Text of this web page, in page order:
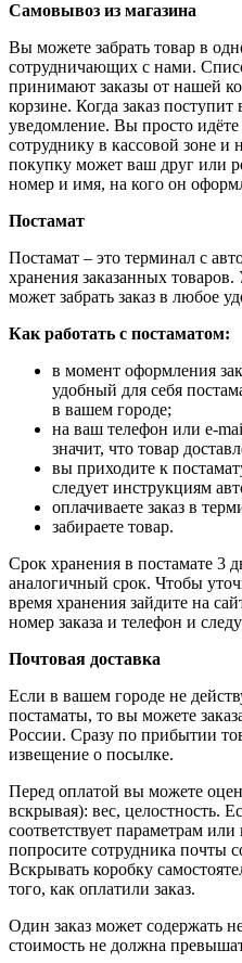
Самовывоз из магазина
Вы можете забрать товар в
сотрудничающих с нами.
принимают заказы от нашей
корзине. Когда заказ
уведомление. Вы просто идёте
сотруднику в кассовой зоне и
покупку может ваш друг или
номер и имя, на кого он
Постамат
Постамат – это терминал с
хранения заказанных
может забрать заказ в любое
Как работать с постаматом:
в момент оформления
удобный для себя
в вашем городе;
на ваш телефон или e-
значит, что товар
вы приходите к
следует инструкциям
оплачиваете заказ в
забираете товар.
Срок хранения в постамате 3
аналогичный срок. Чтобы
время хранения зайдите на
номер заказа и телефон и
Почтовая доставка
Если в вашем городе не
постаматы, то вы можете
России. Сразу по прибытии
извещение о посылке.
Перед оплатой вы можете
вскрывая): вес, целостность.
соответствует параметрам
попросите сотрудника почты
Вскрывать коробку
того, как оплатили заказ.
Один заказ может содержать
стоимость не должна